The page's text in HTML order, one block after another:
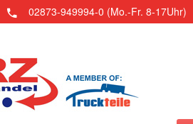
02873-949994-0 (Mo.-Fr. 8-17Uhr)